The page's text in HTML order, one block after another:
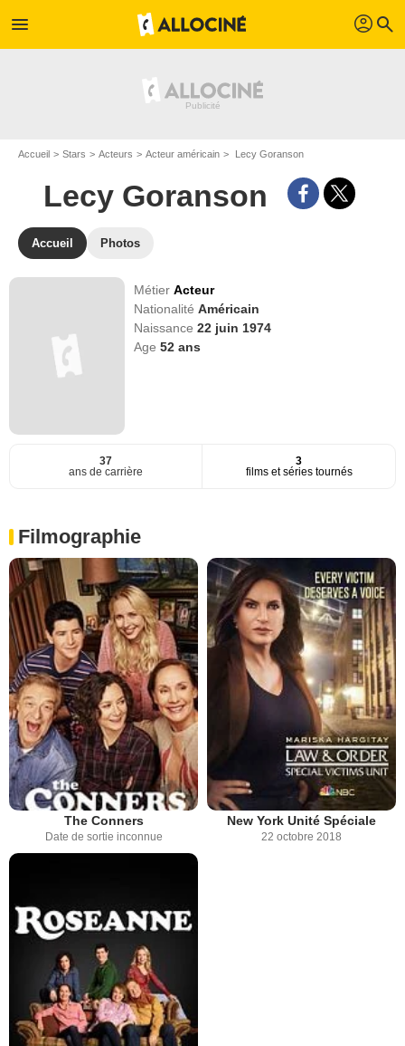
menu profil search
Accueil Stars Acteurs Acteur américain Lecy Goranson
Lecy Goranson
Accueil Photos
MétierActeur
NationalitéAméricain
Naissance22 juin 1974
Age52 ans
37
ans de carrière
3
films et séries tournés
Filmographie
The Conners
Date de sortie inconnue
New York Unité Spéciale
22 octobre 2018